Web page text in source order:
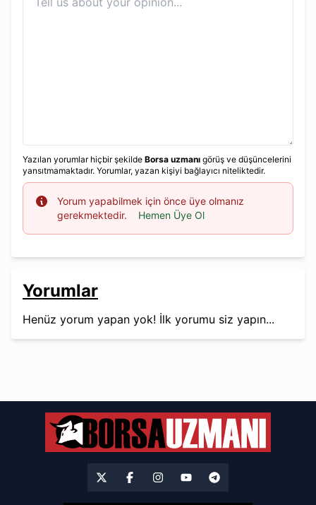
Yazılan yorumlar hiçbir şekilde Borsa uzmanı görüş ve düşüncelerini
yansıtmamaktadır. Yorumlar, yazan kişiyi bağlayıcı niteliktedir.
Info
Yorum yapabilmek için önce üye olmanız
gerekmektedir.
Hemen Üye Ol
Yorumlar
Henüz yorum yapan yok! İlk yorumu siz yapın...